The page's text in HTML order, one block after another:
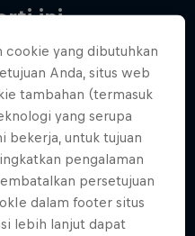
ini
cookie yang dibutuhkan
Anda, situs web
tambahan (termasuk
yang serupa
bekerja, untuk tujuan
pengalaman
persetujuan
dalam footer situs
lebih lanjut dapat